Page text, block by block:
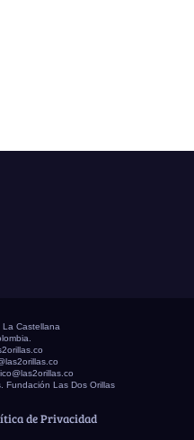
Castellana
Fundación Las Dos Orillas
de Privacidad